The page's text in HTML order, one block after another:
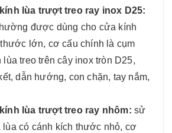
lùa trượt treo ray inox D25:
được dùng cho cửa kính
thước lớn, cơ cấu chính là cụm
lùa treo trên cây inox tròn D25,
dẫn hướng, con chặn, tay nắm,
lùa trượt treo ray nhôm: sử
lùa có cánh kích thước nhỏ, cơ